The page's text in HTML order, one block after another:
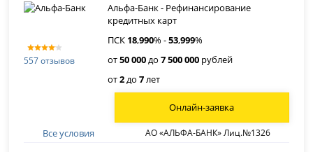
557 отзывов
Альфа-Банк - Рефинансирование
кредитных карт
ПСК 18,990% -53,999%
от50 000до7 500 000 рублей
от2до7лет
Все условия АО «АЛЬФА-БАНК» Лиц.№1326
Онлайн-заявка